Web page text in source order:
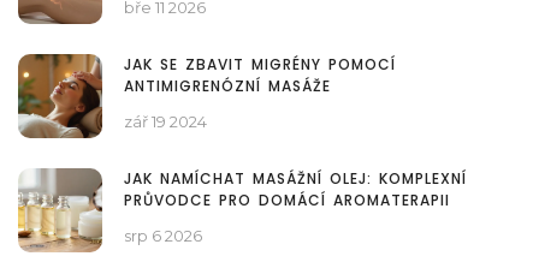
bře 11 2026
JAK SE ZBAVIT MIGRÉNY POMOCÍ
ANTIMIGRENÓZNÍ MASÁŽE
zář 19 2024
JAK NAMÍCHAT MASÁŽNÍ OLEJ: KOMPLEXNÍ
PRŮVODCE PRO DOMÁCÍ AROMATERAPII
srp 6 2026